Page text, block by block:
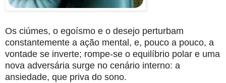
Os ciúmes, o egoísmo e o desejo perturbam
constantemente a ação mental, e, pouco a pouco, a
vontade se inverte; rompe-se o equilíbrio polar e uma
nova adversária surge no cenário interno: a
ansiedade, que priva do sono.